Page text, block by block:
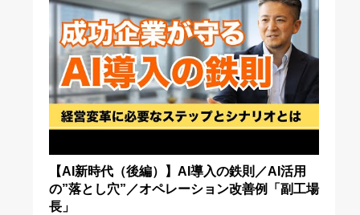
【AI新時代（後編）】AI導入の鉄則／AI活用
の”落とし穴”／オペレーション改善例「副工場
長」